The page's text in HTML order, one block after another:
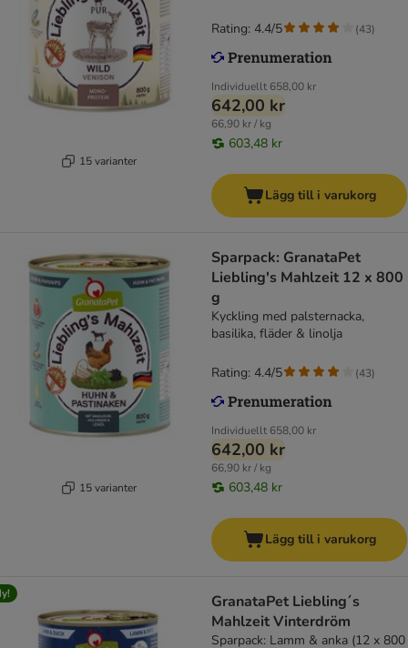
15 varianter
Individuellt 658,00 kr
642,00 kr
66,90 kr / kg
603,48 kr
Rating: 4.4/5 (43)
Lägg till i varukorg
15 varianter
Sparpack: GranataPet
Liebling's Mahlzeit 12 x 800
g
Kyckling med palsternacka,
basilika, fläder & linolja
Individuellt 658,00 kr
642,00 kr
66,90 kr / kg
603,48 kr
Rating: 4.4/5 (43)
Lägg till i varukorg
GranataPet Liebling´s
Mahlzeit Vinterdröm
Sparpack: Lamm & anka (12 x 800